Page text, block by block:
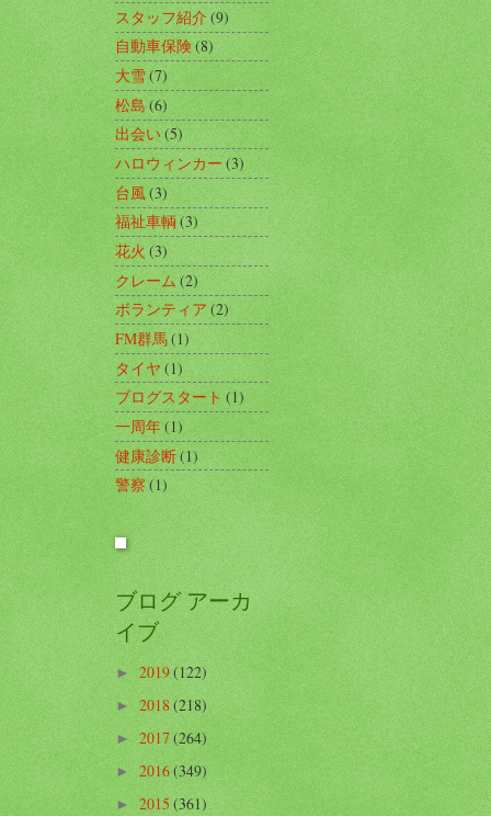
スタッフ紹介(9)
自動車保険(8)
大雪(7)
松島 (6)
出会い(5)
ハロウィンカー(3)
台風(3)
福祉車輌 (3)
花火(3)
クレーム(2)
ボランティア(2)
FM群馬(1)
タイヤ(1)
ブログスタート(1)
一周年(1)
健康診断(1)
警察 (1)
ブログ アーカ
イブ
►2019(122)
► 2018(218)
►2017(264)
►2016(349)
►2015(361)